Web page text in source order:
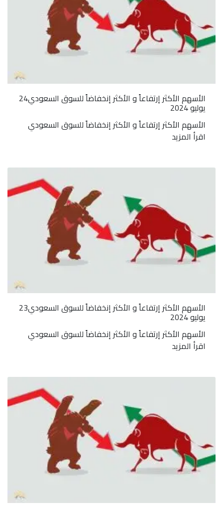
الأسهم الأكثر إرتفاعاً و الأكثر إنخفاضاً للسوق السعودي24
يوليو 2024
الأسهم الأكثر إرتفاعاً و الأكثر إنخفاضاً للسوق السعودي
اقرأ المزيد
الأسهم الأكثر إرتفاعاً و الأكثر إنخفاضاً للسوق السعودي23
يوليو 2024
الأسهم الأكثر إرتفاعاً و الأكثر إنخفاضاً للسوق السعودي
اقرأ المزيد